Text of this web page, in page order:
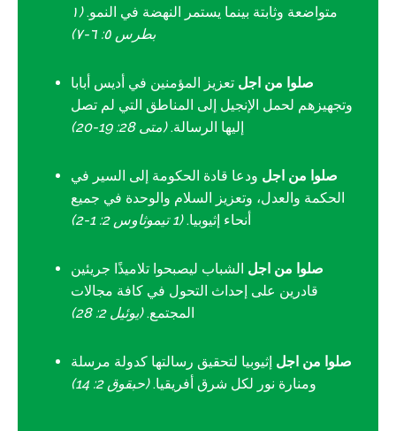
متواضعة وثابتة بينما يستمر النهضة في النمو. (١
بطرس ٥: ٦-٧)
صلوا من اجل تعزيز المؤمنين في أديس أبابا
وتجهيزهم لحمل الإنجيل إلى المناطق التي لم تصل
إليها الرسالة.(متى 28: 19-20)
صلوا من اجل ودعا قادة الحكومة إلى السير في
الحكمة والعدل، وتعزيز السلام والوحدة في جميع
أنحاء إثيوبيا.(1 تيموثاوس 2: 1-2)
صلوا من اجل الشباب ليصبحوا تلاميذًا جريئين
قادرين على إحداث التحول في كافة مجالات
المجتمع.(يوئيل 2: 28)
صلوا من اجل إثيوبيا لتحقيق رسالتها كدولة مرسلة
ومنارة نور لكل شرق أفريقيا.(حبقوق 2: 14)